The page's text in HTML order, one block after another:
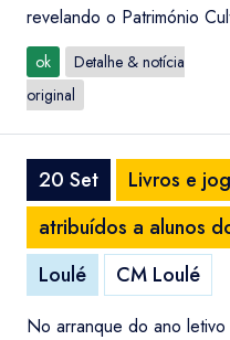
revelando o Património
ok
Detalhe & notícia
original
20 Set
Livros e
atribuídos a alunos
Loulé
CM Loulé
No arranque do ano